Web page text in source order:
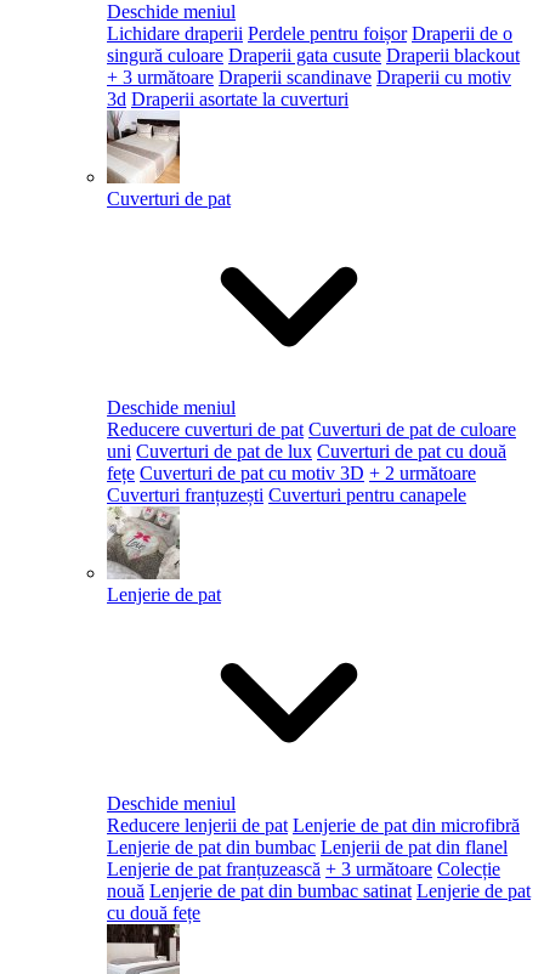
Deschide meniul
Lichidare draperii Perdele pentru foișor Draperii de o
singură culoare Draperii gata cusute Draperii blackout
+ 3 următoare Draperii scandinave Draperii cu motiv
3d Draperii asortate la cuverturi
Cuverturi de pat
Deschide meniul
Reducere cuverturi de pat Cuverturi de pat de culoare
uni Cuverturi de pat de lux Cuverturi de pat cu două
fețe Cuverturi de pat cu motiv 3D + 2 următoare
Cuverturi franțuzești Cuverturi pentru canapele
Lenjerie de pat
Deschide meniul
Reducere lenjerii de pat Lenjerie de pat din microfibră
Lenjerie de pat din bumbac Lenjerii de pat din flanel
Lenjerie de pat franțuzească + 3 următoare Colecție
nouă Lenjerie de pat din bumbac satinat Lenjerie de pat
cu două fețe